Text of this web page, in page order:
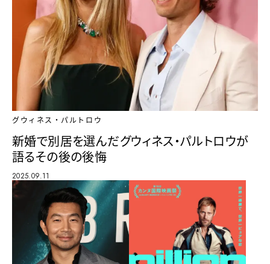
グウィネス・パルトロウ
新婚で別居を選んだグウィネス・パルトロウが
語るその後の後悔
2025.09.11